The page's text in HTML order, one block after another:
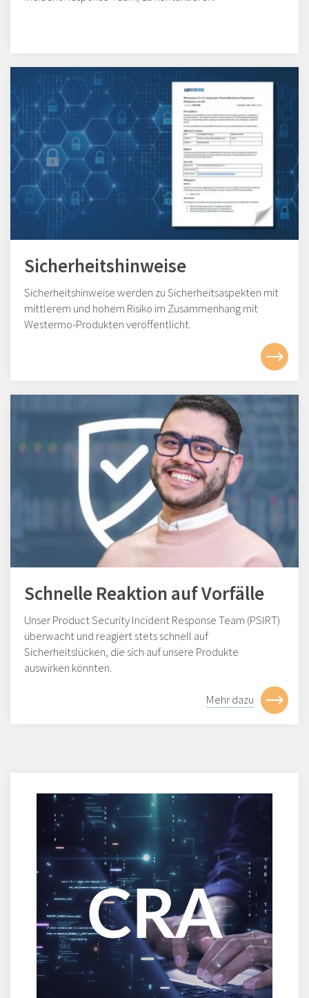
Sicherheitshinweise
Sicherheitshinweise werden zu Sicherheitsaspekten mit
mittlerem und hohem Risiko im Zusammenhang mit
Westermo-Produkten veröffentlicht.
Schnelle Reaktion auf Vorfälle
Unser Product Security Incident Response Team (PSIRT)
überwacht und reagiert stets schnell auf
Sicherheitslücken, die sich auf unsere Produkte
auswirken könnten.
Mehr dazu